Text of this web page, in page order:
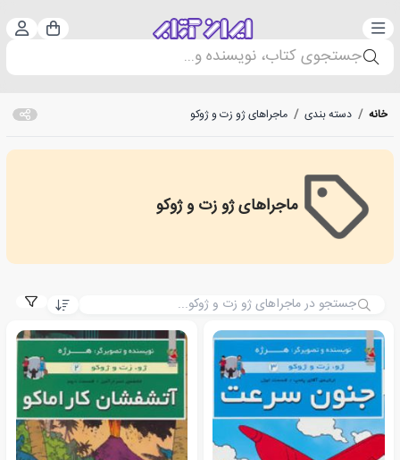
دسته‌بندی سبد
جستجوی کتاب، نویسنده و...
خانه / دسته بندی / ماجراهای ژو زت و ژوکو
ماجراهای ژو زت و ژوکو
The Adventures of Jo, Zette and Jocko